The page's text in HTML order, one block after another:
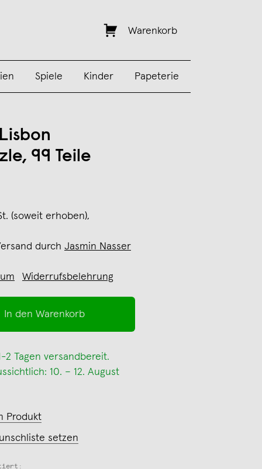
Warenkorb
Spiele Kinder Papeterie
99 Teile
(soweit erhoben),
durch Jasmin Nasser
Widerrufsbelehrung
In den Warenkorb
2 Tagen versandbereit.
10. – 12. August
Produkt
setzen